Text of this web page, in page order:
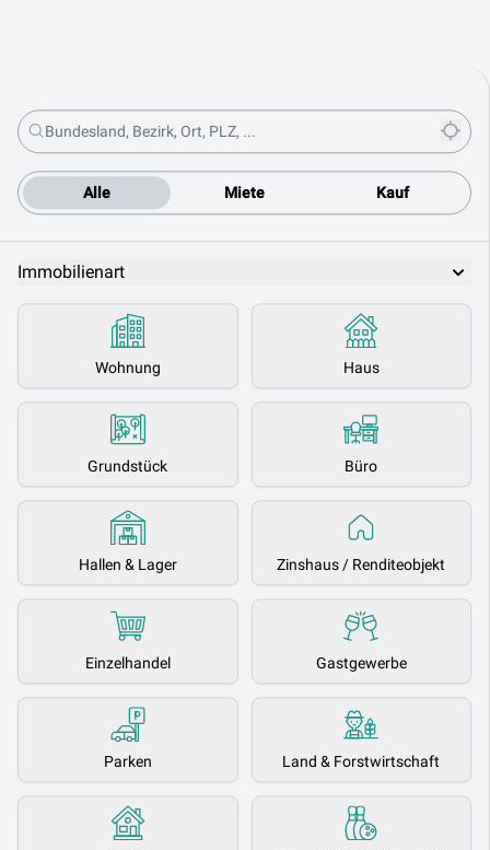
Alle Miete Kauf
Immobilienart
Wohnung Haus
Grundstück Büro
Hallen & Lager Zinshaus / Renditeobjekt
Einzelhandel Gastgewerbe
Parken Land & Forstwirtschaft